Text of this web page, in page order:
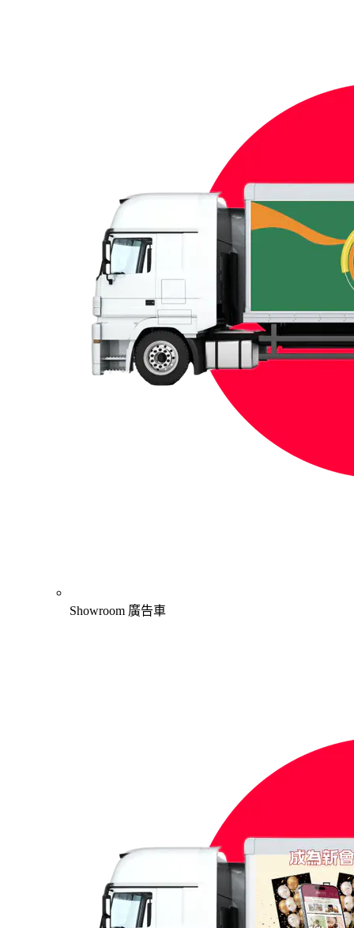
Showroom 廣告車